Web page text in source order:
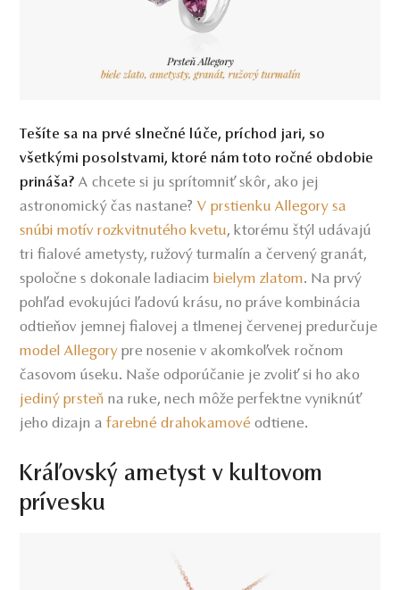
Tešíte sa na prvé slnečné lúče, príchod jari, so
všetkými posolstvami, ktoré nám toto ročné obdobie
prináša?A chcete si ju sprítomniť skôr, ako jej
astronomický čas nastane?V prstienku Allegory sa
snúbi motív rozkvitnutého kvetu,ktorému štýl udávajú
tri fialové ametysty, ružový turmalín a červený granát,
spoločne s dokonale ladiacim bielym zlatom.Na prvý
pohľad evokujúci ľadovú krásu, no práve kombinácia
odtieňov jemnej fialovej a tlmenej červenej predurčuje
model Allegory pre nosenie v akomkoľvek ročnom
časovom úseku. Naše odporúčanie je zvoliť si ho ako
jediný prsteň na ruke, nech môže perfektne vyniknúť
jeho dizajn a farebné drahokamové odtiene.
Kráľovský ametyst v kultovom
prívesku